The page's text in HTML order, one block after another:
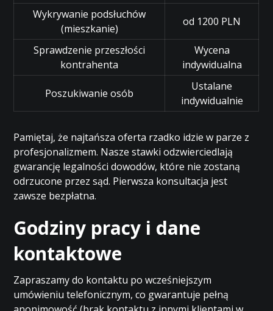
Wykrywanie podsłuchów
(mieszkanie)
od 1200 PLN
Sprawdzenie przeszłości
kontrahenta
Wycena
indywidualna
Poszukiwanie osób
Ustalane
indywidualnie
Pamiętaj, że najtańsza oferta rzadko idzie w parze z
profesjonalizmem. Nasze stawki odzwierciedlają
gwarancję legalności dowodów, które nie zostaną
odrzucone przez sąd. Pierwsza konsultacja jest
zawsze bezpłatna.
Godziny pracy i dane
kontaktowe
Zapraszamy do kontaktu po wcześniejszym
umówieniu telefonicznym, co gwarantuje pełną